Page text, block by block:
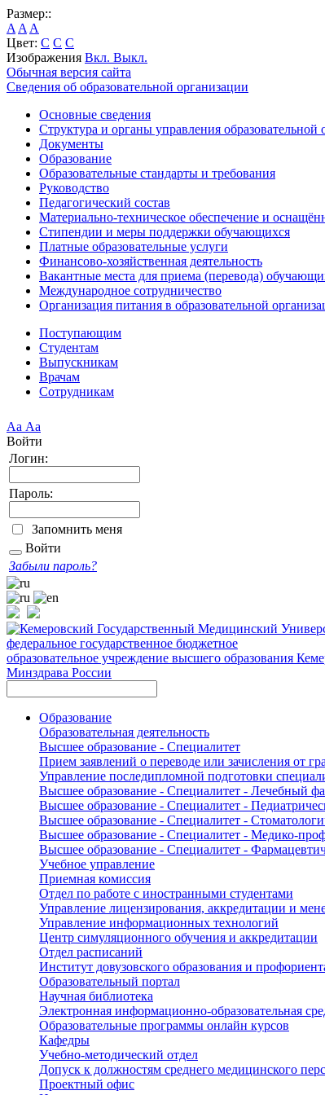
Размер::
A A A
Цвет: C C C
Изображения Вкл. Выкл.
Обычная версия сайта
Сведения об образовательной организации
Основные сведения
Структура и органы управления образовательной
Документы
Образование
Образовательные стандарты и требования
Руководство
Педагогический состав
Материально-техническое обеспечение и
Стипендии и меры поддержки обучающихся
Платные образовательные услуги
Финансово-хозяйственная деятельность
Вакантные места для приема (перевода)
Международное сотрудничество
Организация питания в образовательной
Поступающим
Студентам
Выпускникам
Врачам
Сотрудникам
Аа Аа
Войти
Логин:
Пароль:
Запомнить меня
Войти
Забыли пароль?
федеральное государственное бюджетное
образовательное учреждение высшего образования
Минздрава России
Образование
Образовательная деятельность
Высшее образование - Специалитет
Прием заявлений о переводе или зачисления от
Управление последипломной подготовки
Высшее образование - Специалитет - Лечебный
Высшее образование - Специалитет -
Высшее образование - Специалитет -
Высшее образование - Специалитет - Медико-
Высшее образование - Специалитет -
Учебное управление
Приемная комиссия
Отдел по работе с иностранными студентами
Управление лицензирования, аккредитации и
Управление информационных технологий
Центр симуляционного обучения и аккредитации
Отдел расписаний
Институт довузовского образования и
Образовательный портал
Научная библиотека
Электронная информационно-образовательная
Образовательные программы онлайн курсов
Кафедры
Учебно-методический отдел
Допуск к должностям среднего медицинского
Проектный офис